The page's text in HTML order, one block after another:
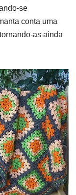
se
conta uma
as ainda